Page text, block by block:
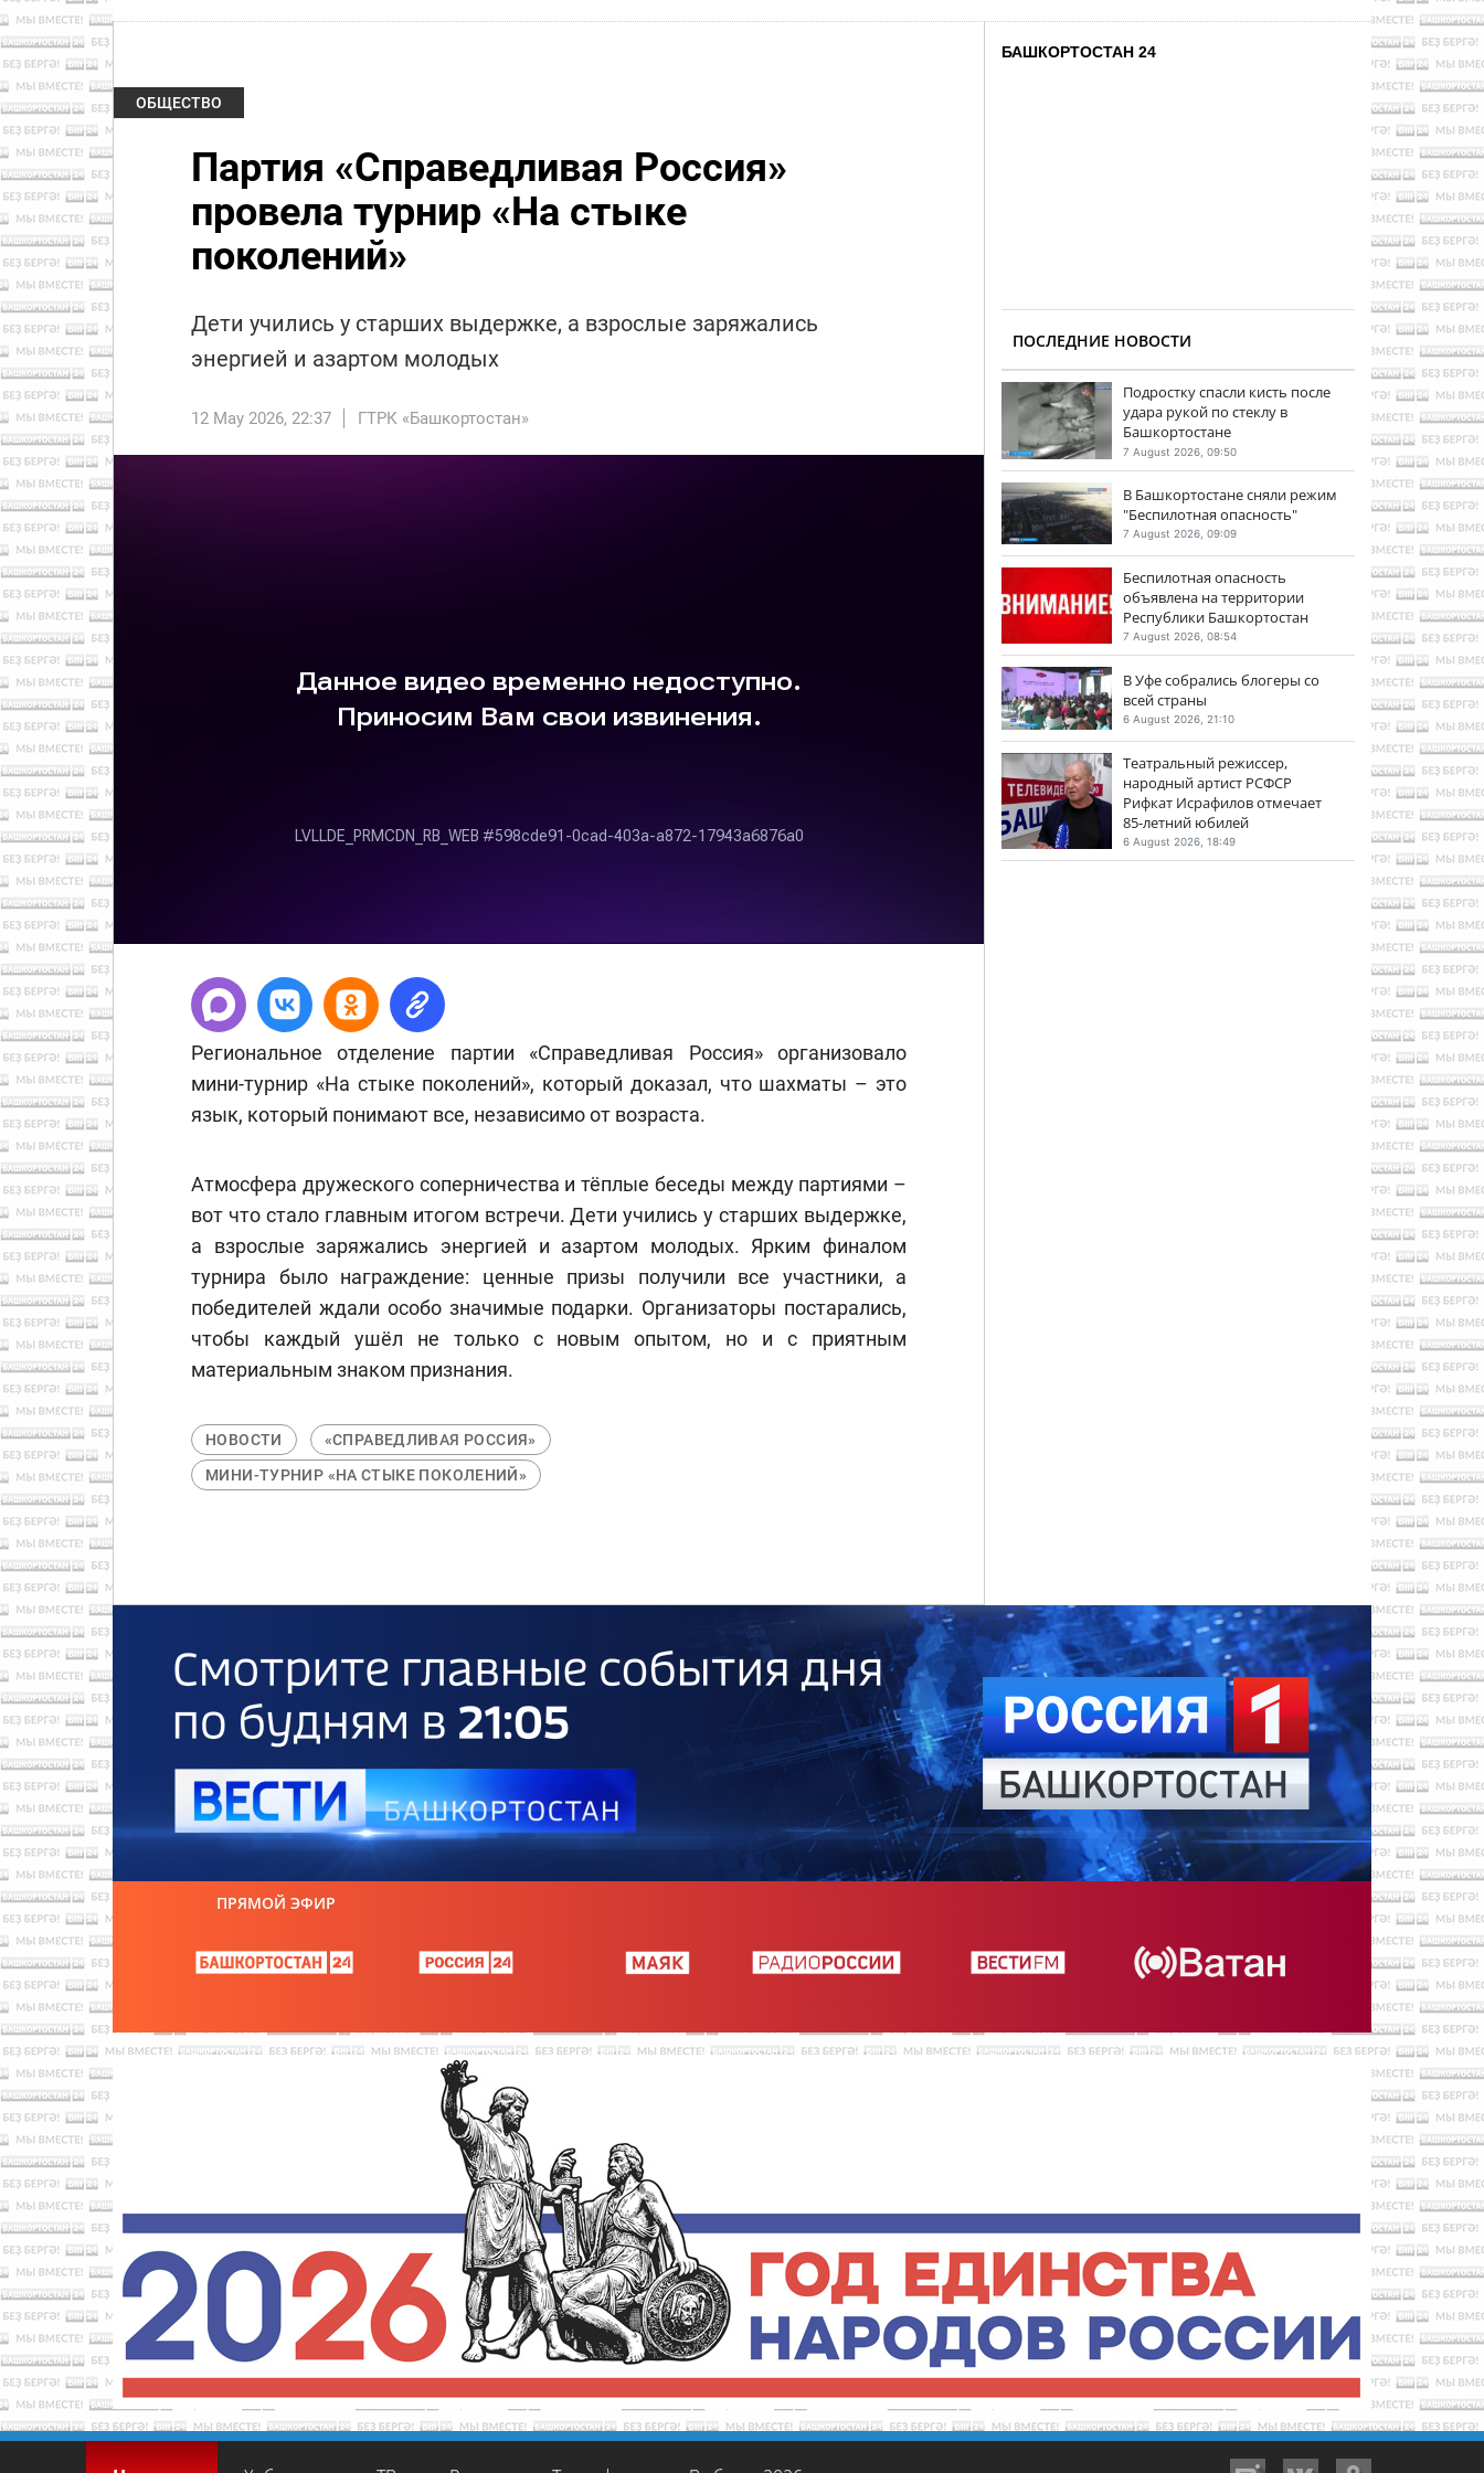
ОБЩЕСТВО
Партия «Справедливая Россия»
провела турнир «На стыке
поколений»
Дети учились у старших выдержке, а взрослые заряжались
энергией и азартом молодых
12 May 2026, 22:37 ГТРК «Башкортостан»
Региональное отделение партии «Справедливая Россия» организовало
мини-турнир «На стыке поколений», который доказал, что шахматы – это
язык, который понимают все, независимо от возраста.
Атмосфера дружеского соперничества и тёплые беседы между партиями –
вот что стало главным итогом встречи. Дети учились у старших выдержке,
а взрослые заряжались энергией и азартом молодых. Ярким финалом
турнира было награждение: ценные призы получили все участники, а
победителей ждали особо значимые подарки. Организаторы постарались,
чтобы каждый ушёл не только с новым опытом, но и с приятным
материальным знаком признания.
НОВОСТИ
«СПРАВЕДЛИВАЯ РОССИЯ»
МИНИ-ТУРНИР «НА СТЫКЕ ПОКОЛЕНИЙ»
БАШКОРТОСТАН 24
ПОСЛЕДНИЕ НОВОСТИ
Подростку спасли кисть после
удара рукой по стеклу в
Башкортостане
7 August 2026, 09:50
В Башкортостане сняли режим
"Беспилотная опасность"
7 August 2026, 09:09
Беспилотная опасность
объявлена на территории
Республики Башкортостан
7 August 2026, 08:54
В Уфе собрались блогеры со
всей страны
6 August 2026, 21:10
Театральный режиссер,
народный артист РСФСР
Рифкат Исрафилов отмечает
85-летний юбилей
6 August 2026, 18:49
ПРЯМОЙ ЭФИР